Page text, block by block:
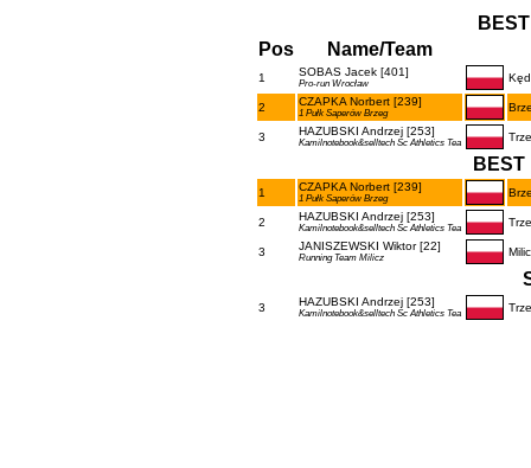
Pos
Name/Team
1 SOBAS Jacek [401]
Pro-run Wrocław
2 CZAPKA Norbert [239]
1 Pułk Saperów Brzeg
3 HAZUBSKI Andrzej [253]
Kamilnotebook&selltech Sc Athletics Tea
BEST
1 CZAPKA Norbert [239]
1 Pułk Saperów Brzeg
2 HAZUBSKI Andrzej [253]
Kamilnotebook&selltech Sc Athletics Tea
3 JANISZEWSKI Wiktor [22]
Running Team Milicz
3 HAZUBSKI Andrzej [253]
Kamilnotebook&selltech Sc Athletics Tea